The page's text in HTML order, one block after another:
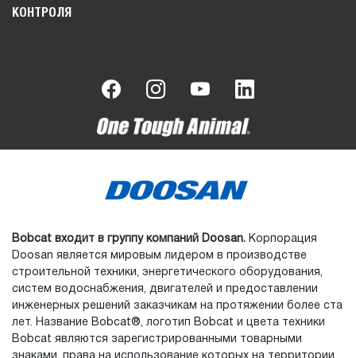
КОНТРОЛЯ
Bobcat входит в группу компаний Doosan. Корпорация
Doosan является мировым лидером в производстве
строительной техники, энергетического оборудования,
систем водоснабжения, двигателей и предоставлении
инженерных решений заказчикам на протяжении более ста
лет. Название Bobcat®, логотип Bobcat и цвета техники
Bobcat являются зарегистрированными товарными
знаками, права на использование которых на территории